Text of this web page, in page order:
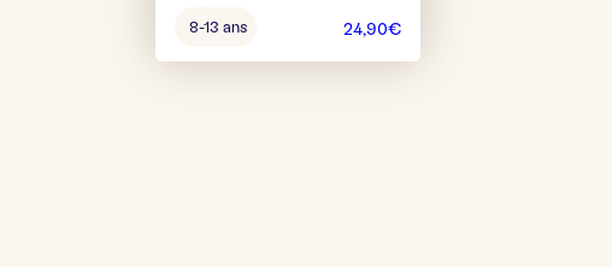
pour
jouer
8-13 ans 24,90€